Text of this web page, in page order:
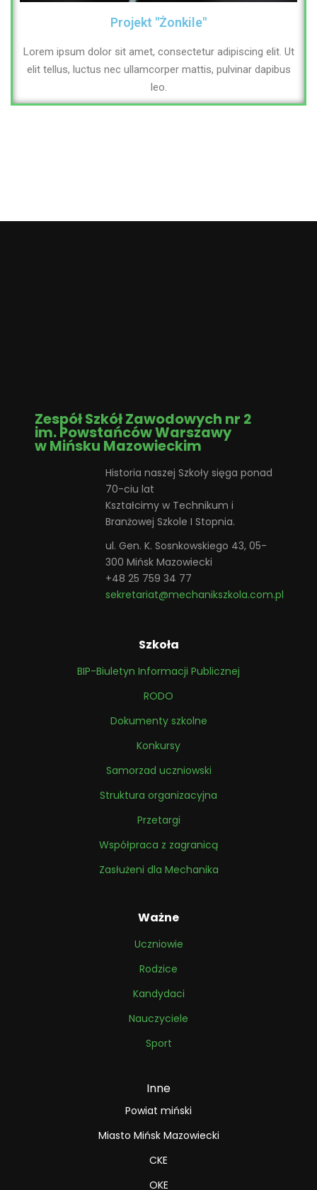
Projekt "Żonkile"
Lorem ipsum dolor sit amet, consectetur adipiscing elit. Ut
elit tellus, luctus nec ullamcorper mattis, pulvinar dapibus
leo.
Zespół Szkół Zawodowych nr 2
im. Powstańców Warszawy
w Mińsku Mazowieckim
Historia naszej Szkoły sięga ponad
70-ciu lat
Kształcimy w Technikum i
Branżowej Szkole I Stopnia.
ul. Gen. K. Sosnkowskiego 43, 05-
300 Mińsk Mazowiecki
+48 25 759 34 77
sekretariat@mechanikszkola.com.pl
Szkoła
BIP-Biuletyn Informacji Publicznej
RODO
Dokumenty szkolne
Konkursy
Samorzad uczniowski
Struktura organizacyjna
Przetargi
Współpraca z zagranicą
Zasłużeni dla Mechanika
Ważne
Uczniowie
Rodzice
Kandydaci
Nauczyciele
Sport
Inne
Powiat miński
Miasto Mińsk Mazowiecki
CKE
OKE